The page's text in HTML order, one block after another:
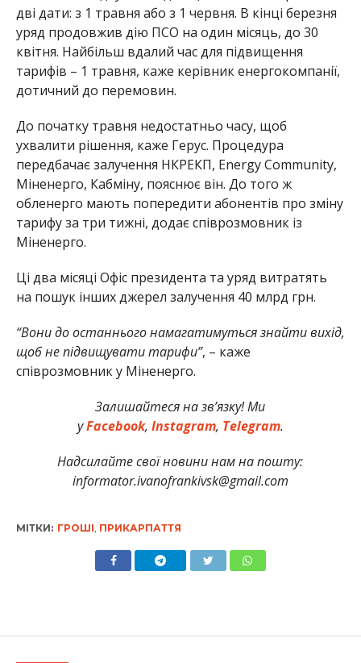
дві дати: з 1 травня або з 1 червня. В кінці березня
уряд продовжив дію ПСО на один місяць, до 30
квітня. Найбільш вдалий час для підвищення
тарифів – 1 травня, каже керівник енергокомпанії,
дотичний до перемовин.
До початку травня недостатньо часу, щоб
ухвалити рішення, каже Герус. Процедура
передбачає залучення НКРЕКП, Energy Community,
Міненерго, Кабміну, пояснює він. До того ж
обленерго мають попередити абонентів про зміну
тарифу за три тижні, додає співрозмовник із
Міненерго.
Ці два місяці Офіс президента та уряд витратять
на пошук інших джерел залучення 40 млрд грн.
“Вони до останнього намагатимуться знайти вихід,
щоб не підвищувати тарифи”, – каже
співрозмовник у Міненерго.
Залишайтеся на зв’язку! Ми
уFacebook, Instagram, Telegram.
Надсилайте свої новини нам на пошту:
informator.ivanofrankivsk@gmail.com
МІТКИ: ГРОШІ ПРИКАРПАТТЯ